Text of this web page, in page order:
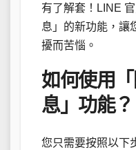
有了解套！LINE
息」的新功能，讓
擾而苦惱。
如何使用
息」功能？
您只需要按照以下